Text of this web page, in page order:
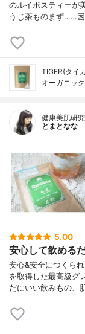
のルイボスティーが
うじ茶ものまず……
TIGER(タイ
オーガニッ
健康美肌研
とまとなな
5.00
安心して飲める
安心&安全につくら
を取得した最高級グ
だにいい飲みもの、